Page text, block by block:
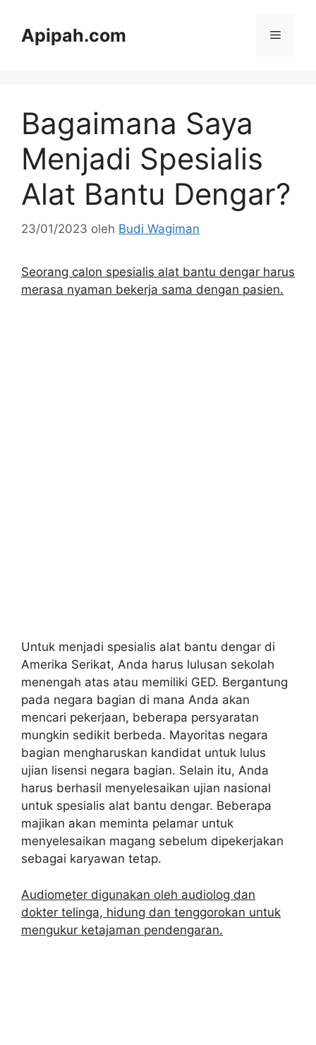
Apipah.com Menu
Bagaimana Saya
Menjadi Spesialis
Alat Bantu Dengar?
23/01/2023 oleh Budi Wagiman
Seorang calon spesialis alat bantu dengar harus
merasa nyaman bekerja sama dengan pasien.
Untuk menjadi spesialis alat bantu dengar di
Amerika Serikat, Anda harus lulusan sekolah
menengah atas atau memiliki GED. Bergantung
pada negara bagian di mana Anda akan
mencari pekerjaan, beberapa persyaratan
mungkin sedikit berbeda. Mayoritas negara
bagian mengharuskan kandidat untuk lulus
ujian lisensi negara bagian. Selain itu, Anda
harus berhasil menyelesaikan ujian nasional
untuk spesialis alat bantu dengar. Beberapa
majikan akan meminta pelamar untuk
menyelesaikan magang sebelum dipekerjakan
sebagai karyawan tetap.
Audiometer digunakan oleh audiolog dan
dokter telinga, hidung dan tenggorokan untuk
mengukur ketajaman pendengaran.